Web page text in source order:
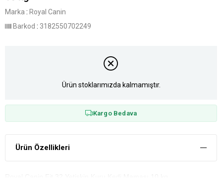
Marka : Royal Canin
Barkod : 3182550702249
Ürün stoklarımızda kalmamıştır.
Kargo Bedava
Ürün Özellikleri